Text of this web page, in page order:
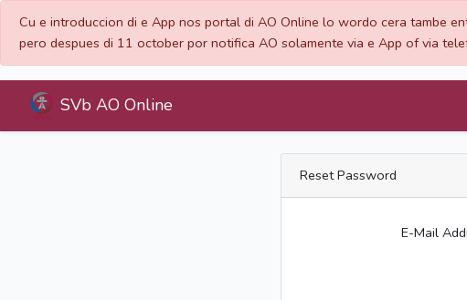
Cu e introduccion di e App nos portal di AO Online lo wordo cera tambe
pero despues di 11 october por notifica AO solamente via e App of via
SVb AO Online
Reset Password
E-Mail